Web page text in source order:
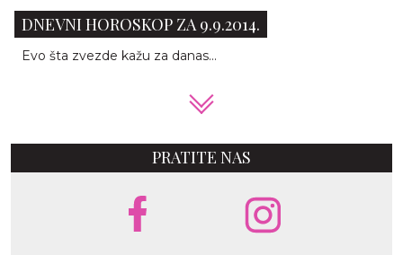
DNEVNI HOROSKOP ZA 9.9.2014.
Evo šta zvezde kažu za danas...
PRATITE NAS